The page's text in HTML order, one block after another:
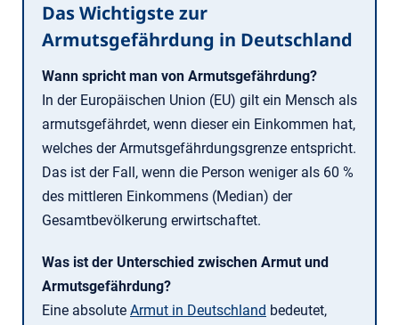
Das Wichtigste zur
Armutsgefährdung in Deutschland
Wann spricht man von Armutsgefährdung?
In der Europäischen Union (EU) gilt ein Mensch als
armutsgefährdet, wenn dieser ein Einkommen hat,
welches der Armutsgefährdungsgrenze entspricht.
Das ist der Fall, wenn die Person weniger als 60 %
des mittleren Einkommens (Median) der
Gesamtbevölkerung erwirtschaftet.
Was ist der Unterschied zwischen Armut und
Armutsgefährdung?
Eine absolute Armut in Deutschland bedeutet,